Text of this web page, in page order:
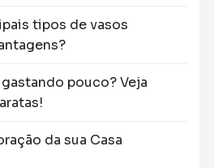
tipos de vasos
pouco? Veja
da sua Casa